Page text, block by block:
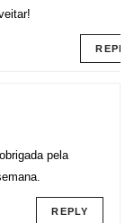
REPLY
pela
REPLY